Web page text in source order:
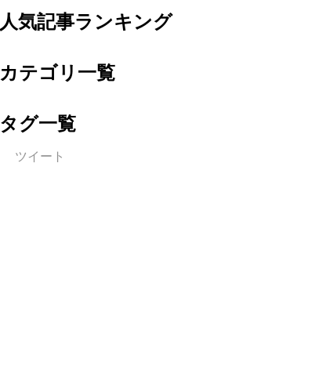
人気記事ランキング
カテゴリ一覧
タグ一覧
ツイート